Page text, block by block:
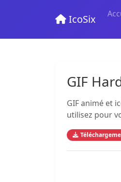
IcoSix
GIF
GIF animé et
utilisez pour